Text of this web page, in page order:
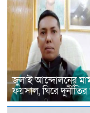
জুলাই আন্দোলনের
ফয়সাল, ঘিরে